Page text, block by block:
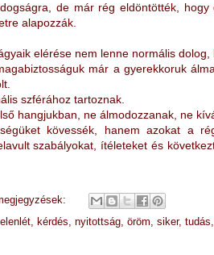
de már rég eldöntötték, hogy
alapozzák.
elérése nem lenne normális dolog,
már a gyerekkoruk
szférához tartoznak.
hangjukban, ne álmodozzanak, ne
kövessék, hanemazokat a
szabályokat, ítéleteket és
, kérdés, nyitottság, öröm, siker, tudás,